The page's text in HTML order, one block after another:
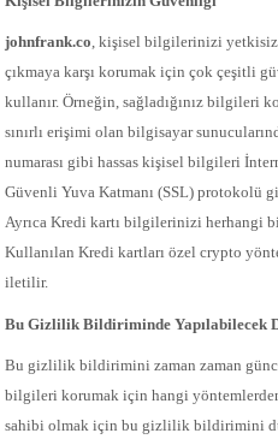
johnfrank.co, kişisel bilgilerinizi yetkisiz
çıkmaya karşı korumak için çok çeşitli
kullanır. Örneğin, sağladığınız bilgileri
sınırlı erişimi olan bilgisayar
numarası gibi hassas kişisel bilgileri
Güvenli Yuva Katmanı (SSL) protokolü
Ayrıca Kredi kartı bilgilerinizi herhangi
Kullanılan Kredi kartları özel crypto
iletilir.
Bu Gizlilik Bildiriminde Yapılabilecek
Bu gizlilik bildirimini zaman zaman
bilgileri korumak için hangi
sahibi olmak için bu gizlilik bildirimini